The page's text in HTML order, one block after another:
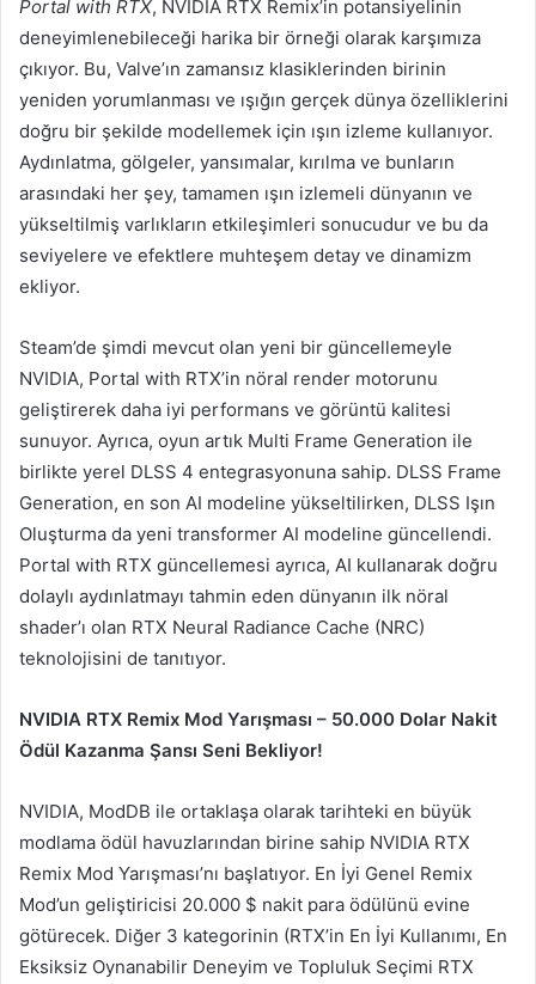
Portal with RTX, NVIDIA RTX Remix’in potansiyelinin
deneyimlenebileceği harika bir örneği olarak karşımıza
çıkıyor. Bu, Valve’ın zamansız klasiklerinden birinin
yeniden yorumlanması ve ışığın gerçek dünya özelliklerini
doğru bir şekilde modellemek için ışın izleme kullanıyor.
Aydınlatma, gölgeler, yansımalar, kırılma ve bunların
arasındaki her şey, tamamen ışın izlemeli dünyanın ve
yükseltilmiş varlıkların etkileşimleri sonucudur ve bu da
seviyelere ve efektlere muhteşem detay ve dinamizm
ekliyor.
Steam’de şimdi mevcut olan yeni bir güncellemeyle
NVIDIA, Portal with RTX’in nöral render motorunu
geliştirerek daha iyi performans ve görüntü kalitesi
sunuyor. Ayrıca, oyun artık Multi Frame Generation ile
birlikte yerel DLSS 4 entegrasyonuna sahip. DLSS Frame
Generation, en son AI modeline yükseltilirken, DLSS Işın
Oluşturma da yeni transformer AI modeline güncellendi.
Portal with RTX güncellemesi ayrıca, AI kullanarak doğru
dolaylı aydınlatmayı tahmin eden dünyanın ilk nöral
shader’ı olan RTX Neural Radiance Cache (NRC)
teknolojisini de tanıtıyor.
NVIDIA RTX Remix Mod Yarışması – 50.000 Dolar Nakit
Ödül Kazanma Şansı Seni Bekliyor!
NVIDIA, ModDB ile ortaklaşa olarak tarihteki en büyük
modlama ödül havuzlarından birine sahip NVIDIA RTX
Remix Mod Yarışması’nı başlatıyor. En İyi Genel Remix
Mod’un geliştiricisi 20.000 $ nakit para ödülünü evine
götürecek. Diğer 3 kategorinin (RTX’in En İyi Kullanımı, En
Eksiksiz Oynanabilir Deneyim ve Topluluk Seçimi RTX